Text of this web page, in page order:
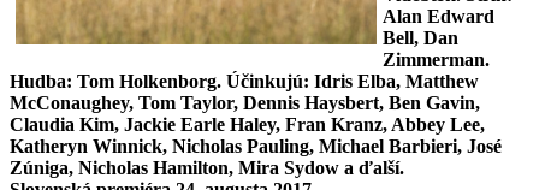
Alan Edward
Bell, Dan
Zimmerman.
Hudba: Tom Holkenborg. Účinkujú: Idris Elba, Matthew
McConaughey, Tom Taylor, Dennis Haysbert, Ben Gavin,
Claudia Kim, Jackie Earle Haley, Fran Kranz, Abbey Lee,
Katheryn Winnick, Nicholas Pauling, Michael Barbieri, José
Zúniga, Nicholas Hamilton, Mira Sydow a ďalší.